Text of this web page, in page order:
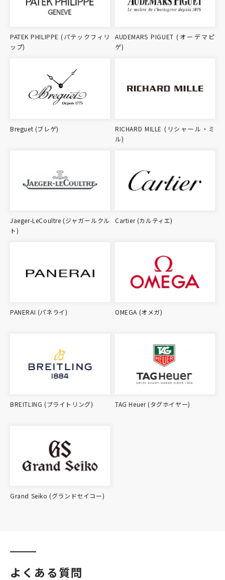
PATEK PHILIPPE (パテックフィリ
ップ)
AUDEMARS PIGUET (オーデマピ
ゲ)
Breguet (ブレゲ)
RICHARD MILLE (リシャール・ミ
ル)
Jaeger-LeCoultre (ジャガールクル
ト)
Cartier (カルティエ)
PANERAI (パネライ) OMEGA (オメガ)
BREITLING (ブライトリング) TAG Heuer (タグホイヤー)
Grand Seiko (グランドセイコー)
よくある質問